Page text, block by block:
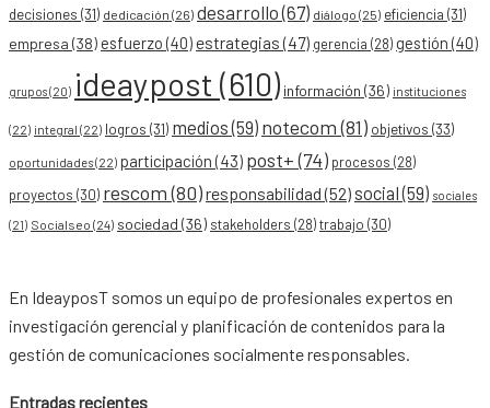
decisiones (31) dedicación (26) desarrollo(67) diálogo (25) eficiencia (31)
empresa (38) esfuerzo (40)estrategias(47) gerencia (28) gestión (40)
grupos(20) ideaypost (610) información (36) instituciones
(22) integral (22) logros (31) medios(59) notecom(81) objetivos (33)
oportunidades(22) participación (43) post+(74) procesos (28)
proyectos (30) rescom(80)responsabilidad(52)social(59) sociales
(21) Socialseo (24) sociedad (36) stakeholders (28)trabajo (30)
En IdeayposT somos un equipo de profesionales expertos en
investigación gerencial y planificación de contenidos para la
gestión de comunicaciones socialmente responsables.
Entradas recientes